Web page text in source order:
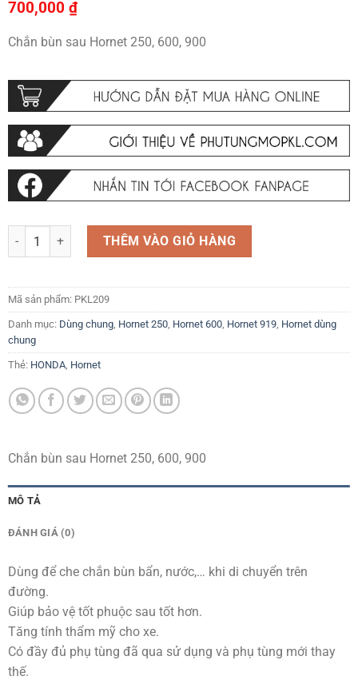
700,000 ₫
Chắn bùn sau Hornet 250, 600, 900
Chắn bùn sau Hornet 250, 600, 900 số lượng
THÊM VÀO GIỎ HÀNG
Mã sản phẩm: PKL209
Danh mục: Dùng chung, Hornet 250, Hornet 600, Hornet 919, Hornet dùng
chung
Thẻ: HONDA, Hornet
Chắn bùn sau Hornet 250, 600, 900
MÔ TẢ
ĐÁNH GIÁ (0)
Dùng để che chắn bùn bẩn, nước,… khi di chuyển trên
đường.
Giúp bảo vệ tốt phuộc sau tốt hơn.
Tăng tính thẩm mỹ cho xe.
Có đầy đủ phụ tùng đã qua sử dụng và phụ tùng mới thay
thế.